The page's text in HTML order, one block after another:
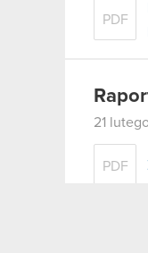
PDF
21
PDF